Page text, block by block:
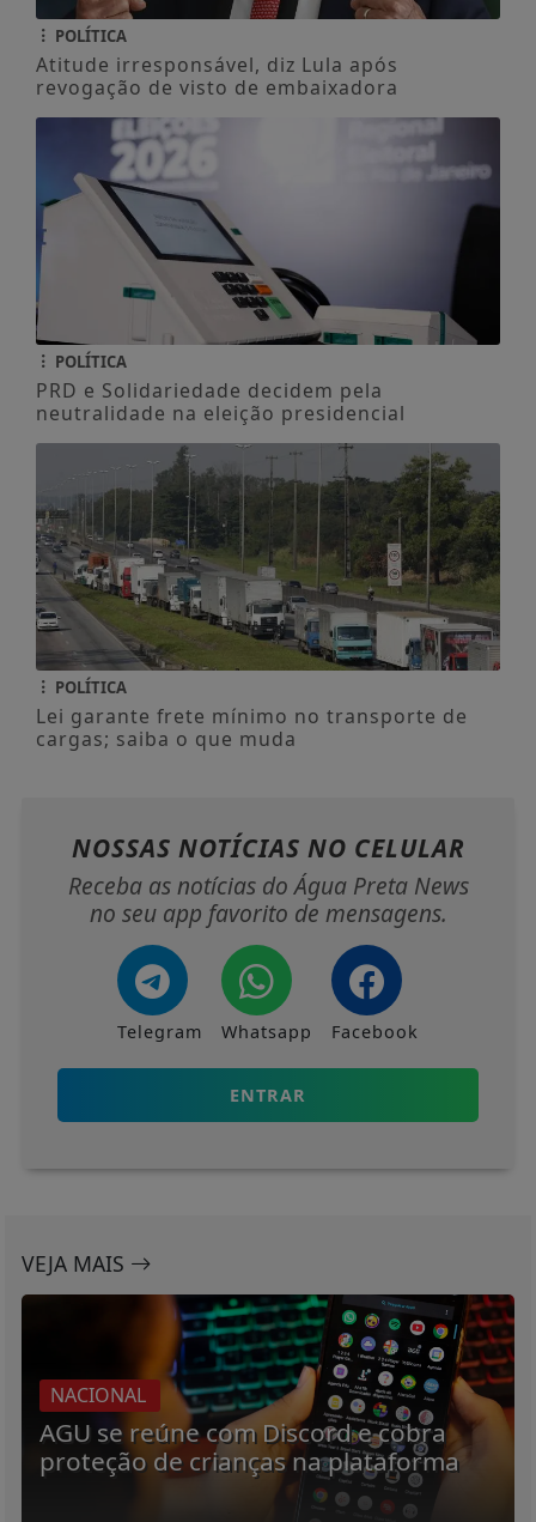
POLÍTICA
Atitude irresponsável, diz Lula após
revogação de visto de embaixadora
POLÍTICA
PRD e Solidariedade decidem pela
neutralidade na eleição presidencial
POLÍTICA
Lei garante frete mínimo no transporte de
cargas; saiba o que muda
NOSSAS NOTÍCIAS NO CELULAR
Receba as notícias do Água Preta News
no seu app favorito de mensagens.
Telegram Whatsapp Facebook
ENTRAR
VEJA MAIS
NACIONAL
AGU se reúne com Discord e cobra
proteção de crianças na plataforma